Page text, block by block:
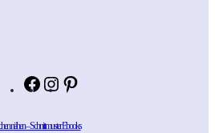
Facebook
Instagram
nähen – Schnittmuster Ebooks